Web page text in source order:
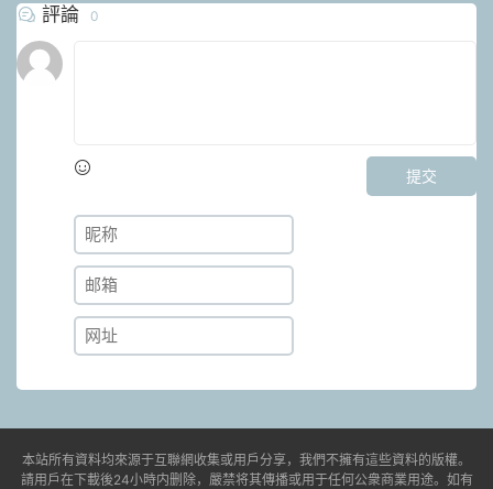
評論 0
提交
本站所有資料均來源于互聯網收集或用戶分享，我們不擁有這些資料的版權。
請用戶在下載後24小時内删除，嚴禁将其傳播或用于任何公衆商業用途。如有